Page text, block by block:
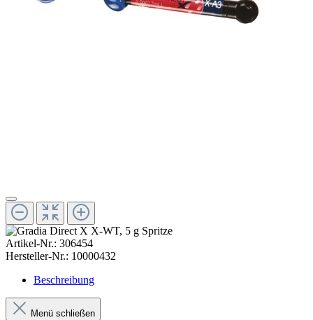
Artikel-Nr.: 306454
Hersteller-Nr.: 10000432
Beschreibung
Menü schließen